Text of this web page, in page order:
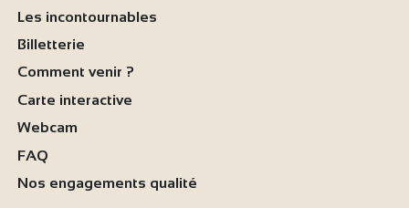
Les incontournables
Billetterie
Comment venir ?
Carte interactive
Webcam
FAQ
Nos engagements qualité